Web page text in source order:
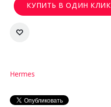
КУПИТЬ В ОДИН КЛИК
Hermes